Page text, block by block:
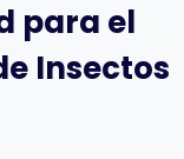
para el
Insectos